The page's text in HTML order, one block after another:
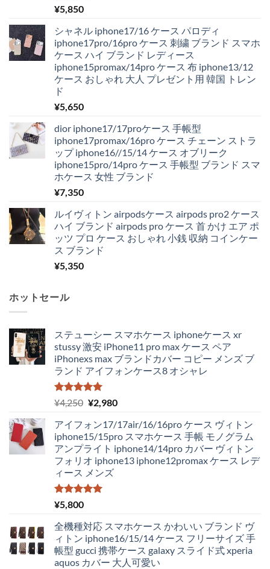
¥5,850
シャネル iphone17/16 ケース パロディ
iphone17pro/16pro ケース 刺繍 ブランド スマホ
ケース ハイ ブランド レディース
iphone15promax/14pro ケース 布 iphone13/12
ケース おしゃれ 大人 プレゼント用 韓国 トレン
ド
¥5,650
dior iphone17/17proケース 手帳型
iphone17promax/16pro ケース チェーン ストラ
ップ iphone16//15/14 ケース オブリーク
iphone15pro/14pro ケース 手帳型 ブランド スマ
ホケース 女性 ブランド
¥7,350
ルイヴィトン airpodsケース airpods pro2 ケース
ハイ ブランド airpods pro ケース 首 かけ エア ポ
ッツ プロ ケース おしゃれ 小銭 収納 コインケー
ス ブランド
¥5,350
ホットセール
ステューシー スマホケース iphoneケース xr
stussy 激安 iPhone11 pro max ケース ペア
iPhonexs max ブランドカバー コピー メンズ ブ
ランド アイフォンケース8 オシャレ
5段階中
5.00
の評価
¥4,250 元
価
格
は
¥4,250
で
し
¥2,980現
の
価
格
は
アイフォン17/17air/16/16pro ケース ヴィトン
iphone15/15pro スマホケース 手帳 モノグラム
アンプライト iphone14/14pro カバー ヴィトン
フォリオ iphone13 iphone12promax ケース レデ
ィース メンズ
5段階中
5.00
¥5,800
全機種対応 スマホケース かわいい ブランド ヴ
ィトン iphone16/15/14 ケース フリーサイズ 手
帳型 gucci 携帯ケース galaxy スライド式 xperia
aquos カバー 大人可愛い